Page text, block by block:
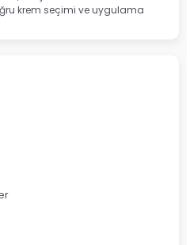
krem seçimi ve uygulama
Bilmeniz Gerekenler
Nedir? Detaylı Rehber
ve Kullanım Alanları Nelerdir?